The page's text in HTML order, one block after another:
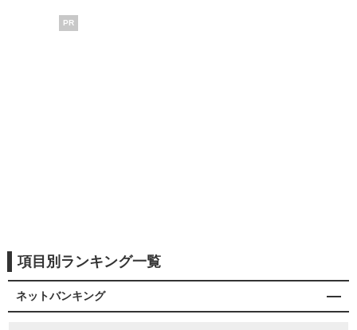
PR
項目別ランキング一覧
ネットバンキング